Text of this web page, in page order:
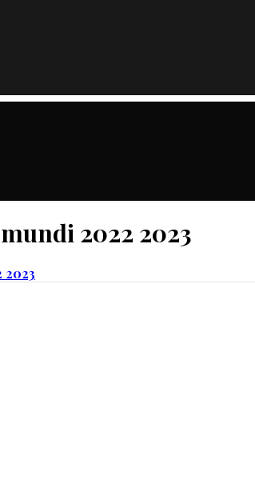
2022 2023
2023